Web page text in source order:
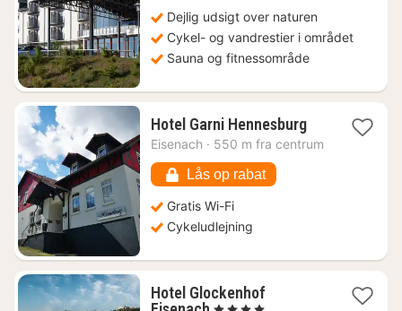
Dejlig udsigt over naturen
Cykel- og vandrestier i området
Sauna og fitnessområde
Hotel Garni Hennesburg1
nat
Eisenach · 550 m fra centrum
Lås op rabat
Gratis Wi-Fi
Cykeludlejning
Hotel Glockenhof